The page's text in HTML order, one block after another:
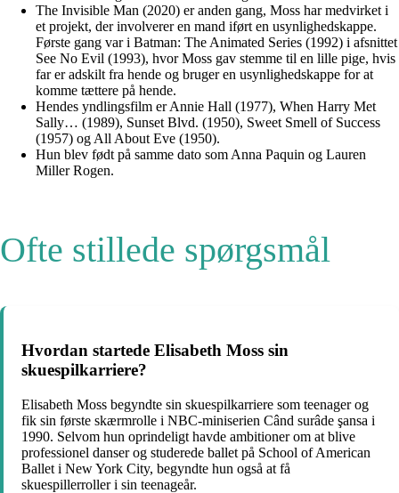
The Invisible Man (2020) er anden gang, Moss har medvirket i
et projekt, der involverer en mand iført en usynlighedskappe.
Første gang var i Batman: The Animated Series (1992) i afsnittet
See No Evil (1993), hvor Moss gav stemme til en lille pige, hvis
far er adskilt fra hende og bruger en usynlighedskappe for at
komme tættere på hende.
Hendes yndlingsfilm er Annie Hall (1977), When Harry Met
Sally… (1989), Sunset Blvd. (1950), Sweet Smell of Success
(1957) og All About Eve (1950).
Hun blev født på samme dato som Anna Paquin og Lauren
Miller Rogen.
Ofte stillede spørgsmål
Hvordan startede Elisabeth Moss sin
skuespilkarriere?
Elisabeth Moss begyndte sin skuespilkarriere som teenager og
fik sin første skærmrolle i NBC-miniserien Când surâde şansa i
1990. Selvom hun oprindeligt havde ambitioner om at blive
professionel danser og studerede ballet på School of American
Ballet i New York City, begyndte hun også at få
skuespillerroller i sin teenageår.